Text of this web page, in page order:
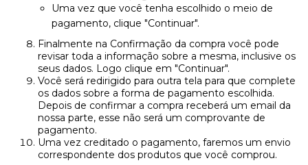
Uma vez que você tenha escolhido o meio de
pagamento, clique "Continuar".
Finalmente na Confirmação da compra você pode
revisar toda a informação sobre a mesma, inclusive os
seus dados. Logo clique em "Continuar".
Você será redirigido para outra tela para que complete
os dados sobre a forma de pagamento escolhida.
Depois de confirmar a compra receberá um email da
nossa parte, esse não será um comprovante de
pagamento.
Uma vez creditado o pagamento, faremos um envio
correspondente dos produtos que você comprou.